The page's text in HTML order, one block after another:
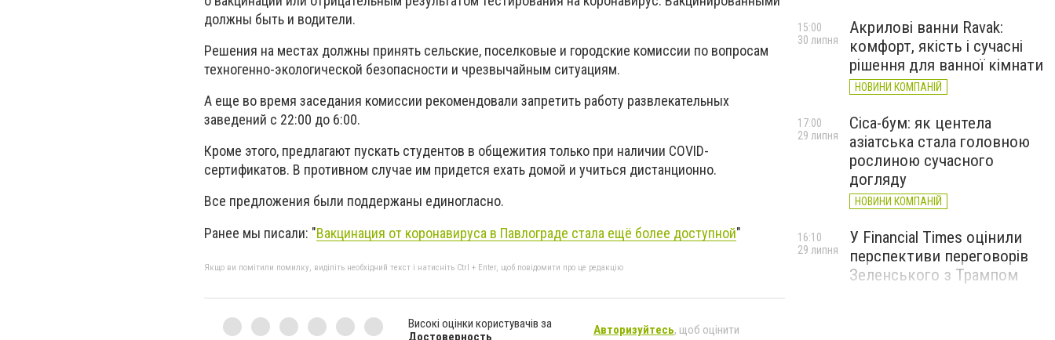
должны быть и водители.
Решения на местах должны принять сельские, поселковые и городские комиссии по вопросам
техногенно-экологической безопасности и чрезвычайным ситуациям.
А еще во время заседания комиссии рекомендовали запретить работу развлекательных
заведений с 22:00 до 6:00.
Кроме этого, предлагают пускать студентов в общежития только при наличии СОVID-
сертификатов. В противном случае им придется ехать домой и учиться дистанционно.
Все предложения были поддержаны единогласно.
Ранее мы писали: "Вакцинация от коронавируса в Павлограде стала ещё более доступной"
Якщо ви помітили помилку, виділіть необхідний текст і натисніть Ctrl + Enter, щоб повідомити про це редакцію
Високі оцінки користувачів за
Достоверность
Авторизуйтесь, щоб оцінити
Акрилові ванни Ravak:
комфорт, якість і сучасні
рішення для ванної кімнати
НОВИНИ КОМПАНІЙ
15:00
30 липня
Cica-бум: як центела
азіатська стала головною
рослиною сучасного
догляду
НОВИНИ КОМПАНІЙ
17:00
29 липня
У Financial Times оцінили
перспективи переговорів
Зеленського з Трампом
16:10
29 липня